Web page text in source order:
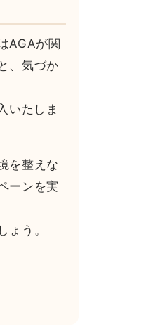
AGAが関
、気づか
いたしま
を整えな
ーンを実
ょう。